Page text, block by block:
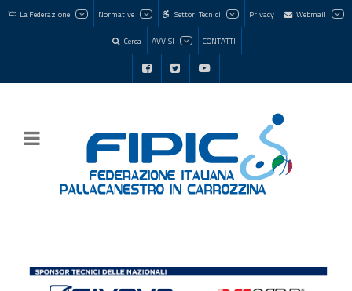
La Federazione Normative Settori Tecnici Privacy Webmail
Cerca AVVISI CONTATTI